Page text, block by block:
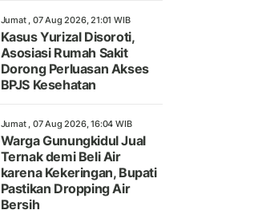
Jumat , 07 Aug 2026, 21:01 WIB
Kasus Yurizal Disoroti,
Asosiasi Rumah Sakit
Dorong Perluasan Akses
BPJS Kesehatan
Jumat , 07 Aug 2026, 16:04 WIB
Warga Gunungkidul Jual
Ternak demi Beli Air
karena Kekeringan, Bupati
Pastikan Dropping Air
Bersih